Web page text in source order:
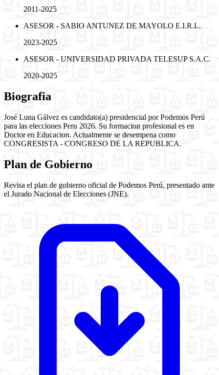
2011-2025
ASESOR - SABIO ANTUNEZ DE MAYOLO E.I.R.L.
2023-2025
ASESOR - UNIVERSIDAD PRIVADA TELESUP S.A.C.
2020-2025
Biografia
José Luna Gálvez es candidato(a) presidencial por Podemos Perú
para las elecciones Peru 2026. Su formacion profesional es en
Doctor en Educacion. Actualmente se desempena como
CONGRESISTA - CONGRESO DE LA REPUBLICA.
Plan de Gobierno
Revisa el plan de gobierno oficial de Podemos Perú, presentado ante
el Jurado Nacional de Elecciones (JNE).